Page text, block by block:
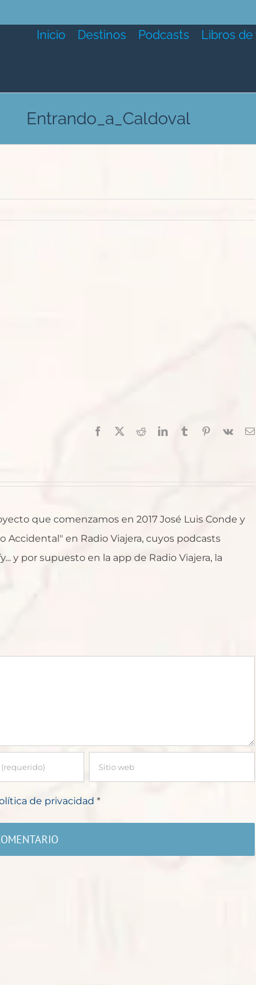
Inicio Destinos Podcasts Libros de
Entrando_a_Caldoval
Facebook RedditLinkedInTumblr Pinterest
Vk
que comenzamos en 2017 José Luis Conde y
Accidental" en Radio Viajera, cuyos podcasts
y por supuesto en la app de Radio Viajera, la
de privacidad*